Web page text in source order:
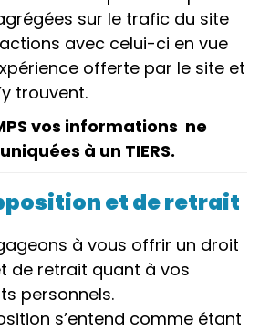
sur le trafic du site
avec celui-ci en vue
offerte par le site et
trouvent.
vos informations ne
à un TIERS.
et de retrait
à vous offrir un droit
de retrait quant à vos
personnels.
s’entend comme étant